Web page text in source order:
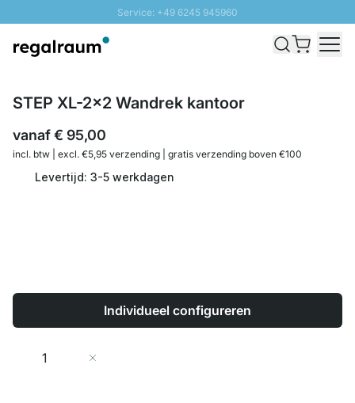
Service: +49 6245 945960
Snelle levering - Gratis verzending vanaf €100
STEP XL-2x2 Wandrek kantoor
vanaf€ 95,00
incl. btw | excl. €5,95 verzending | gratis verzending boven €100
Levertijd: 3-5 werkdagen
Individueel configureren
Aantal